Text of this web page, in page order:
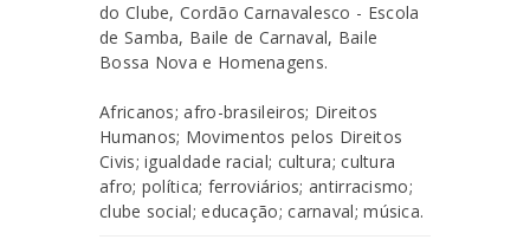
do Clube, Cordão Carnavalesco - Escola
de Samba, Baile de Carnaval, Baile
Bossa Nova e Homenagens.
Africanos; afro-brasileiros; Direitos
Humanos; Movimentos pelos Direitos
Civis; igualdade racial; cultura; cultura
afro; política; ferroviários; antirracismo;
clube social; educação; carnaval; música.